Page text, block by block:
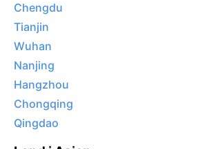
Chengdu
Tianjin
Wuhan
Nanjing
Hangzhou
Chongqing
Qingdao